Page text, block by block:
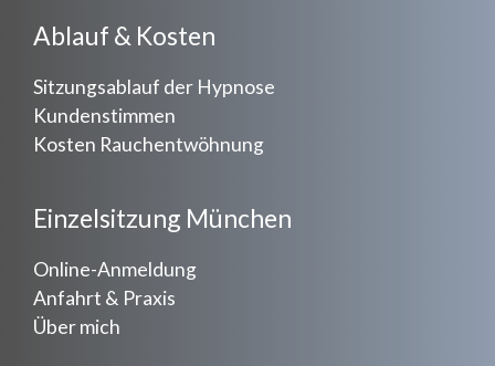
Ablauf & Kosten
Sitzungsablauf der Hypnose
Kundenstimmen
Kosten Rauchentwöhnung
Einzelsitzung München
Online-Anmeldung
Anfahrt & Praxis
Über mich